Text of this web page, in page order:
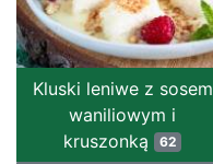
Kluski leniwe z sosem
waniliowym i
kruszonką
62